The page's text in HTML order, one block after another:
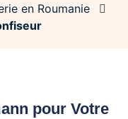
en Roumanie
pour Votre